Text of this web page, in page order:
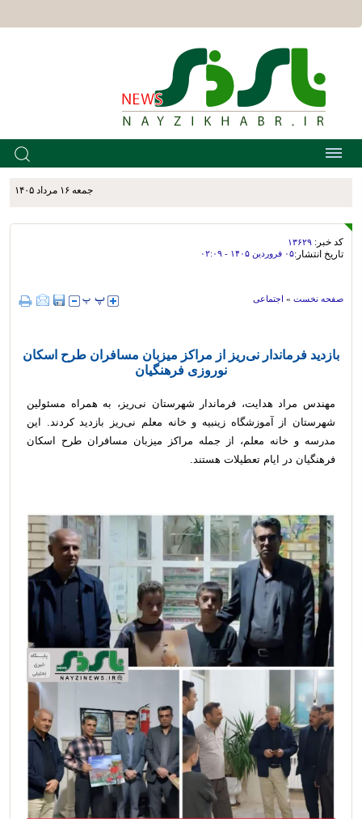
جمعه ۱۶ مرداد ۱۴۰۵
کد خبر: ۱۳۶۲۹
تاریخ انتشار:۰۵ فروردين ۱۴۰۵ - ۰۲:۰۹
صفحه نخست » اجتماعی
بازدید فرماندار نی‌ریز از مراکز میزبان مسافران طرح اسکان
نوروزی فرهنگیان
مهندس مراد هدایت، فرماندار شهرستان نی‌ریز، به همراه مسئولین
شهرستان از آموزشگاه زینبیه و خانه معلم نی‌ریز بازدید کردند. این
مدرسه و خانه معلم، از جمله مراکز میزبان مسافران طرح اسکان
فرهنگیان در ایام تعطیلات هستند.